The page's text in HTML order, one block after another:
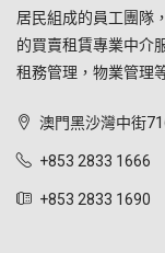
居民組成的員工團隊
的買賣租賃專業中介
租務管理，物業管理
澳門黑沙灣中街
+853 2833 1666
+853 2833 1690